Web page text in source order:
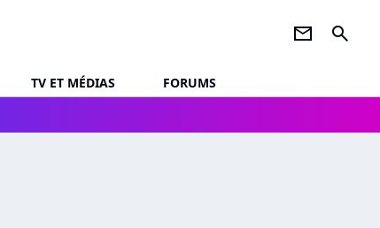
newsletter search
TV ET MÉDIAS
FORUMS